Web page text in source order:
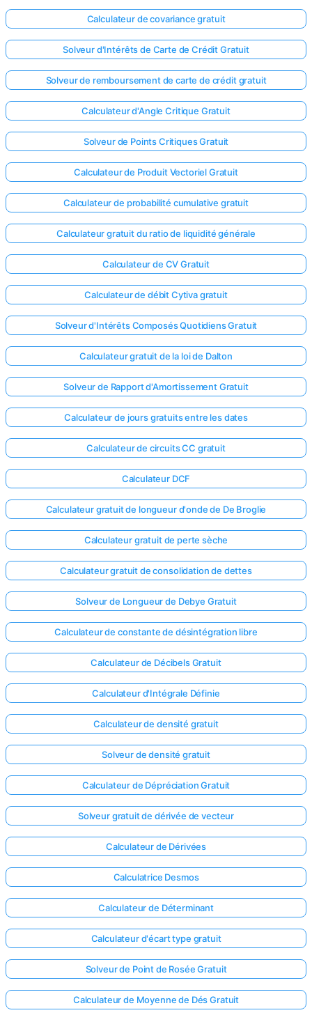
Connectez-
Calculateur de covariance gratuit
Solveur d'Intérêts de Carte de Crédit Gratuit
Solveur de remboursement de carte de crédit gratuit
Calculateur d'Angle Critique Gratuit
Solveur de Points Critiques Gratuit
Calculateur de Produit Vectoriel Gratuit
Calculateur de probabilité cumulative gratuit
Calculateur gratuit du ratio de liquidité générale
Calculateur de CV Gratuit
Calculateur de débit Cytiva gratuit
Solveur d'Intérêts Composés Quotidiens Gratuit
Calculateur gratuit de la loi de Dalton
Solveur de Rapport d'Amortissement Gratuit
Calculateur de jours gratuits entre les dates
Calculateur de circuits CC gratuit
Calculateur DCF
Calculateur gratuit de longueur d'onde de De Broglie
Calculateur gratuit de perte sèche
Calculateur gratuit de consolidation de dettes
Solveur de Longueur de Debye Gratuit
Calculateur de constante de désintégration libre
Calculateur de Décibels Gratuit
Calculateur d'Intégrale Définie
Calculateur de densité gratuit
Solveur de densité gratuit
Calculateur de Dépréciation Gratuit
Solveur gratuit de dérivée de vecteur
Calculateur de Dérivées
Calculatrice Desmos
Calculateur de Déterminant
Calculateur d'écart type gratuit
Solveur de Point de Rosée Gratuit
Calculateur de Moyenne de Dés Gratuit